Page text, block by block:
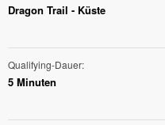
Dragon Trail - Küste
Qualifying-Dauer
5 Minuten